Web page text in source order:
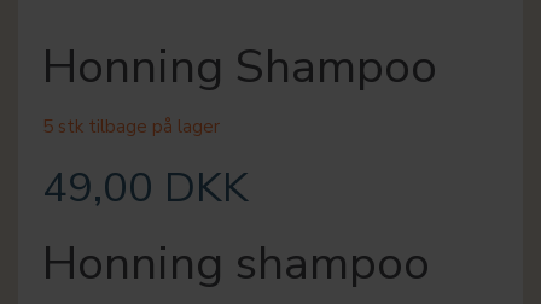
Honning Shampoo
5 stk tilbage på lager
49,00 DKK
Honning shampoo